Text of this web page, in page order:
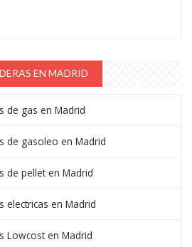
EN MADRID
de gas en Madrid
de gasoleo en Madrid
de pellet en Madrid
electricas en Madrid
Lowcost en Madrid